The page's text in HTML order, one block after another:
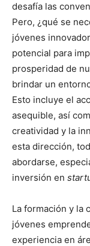
desafía las
Pero, ¿qué se
jóvenes
potencial para
prosperidad de
brindar un
Esto incluye el
asequible, así
creatividad y la
esta dirección,
abordarse,
inversión en
La formación y la
jóvenes
experiencia en